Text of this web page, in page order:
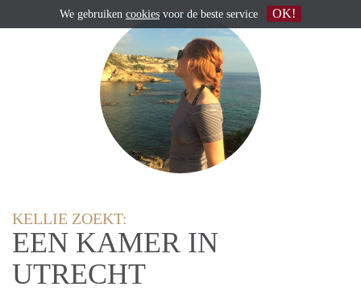
KELLIE ZOEKT:
EEN KAMER IN
UTRECHT
We gebruiken cookies voor de beste service OK!